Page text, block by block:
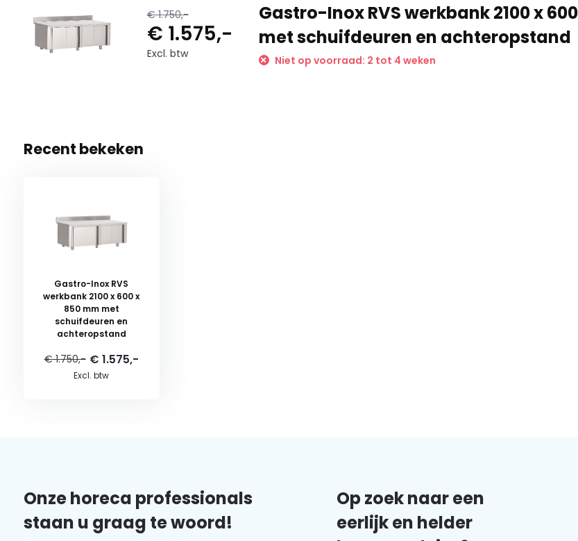
€ 1.750,-
€ 1.575,-
Excl. btw
Gastro-Inox RVS werkbank 2100 x
met schuifdeuren en achteropstand
Niet op voorraad: 2 tot 4 weken
Recent bekeken
Gastro-Inox RVS
werkbank 2100 x 600 x
850 mm met
schuifdeuren en
achteropstand
€ 1.750,- € 1.575,-
Excl. btw
Onze horeca professionals
staan u graag te woord!
Op zoek naar een
eerlijk en helder